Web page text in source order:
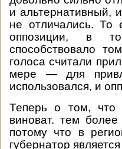
и альтернативный,
не отличались. То
оппозиции, в
способствовало
голоса считали
мере — для
использовался, и
Теперь о том,
виноват. тем
потому что в
губернатор